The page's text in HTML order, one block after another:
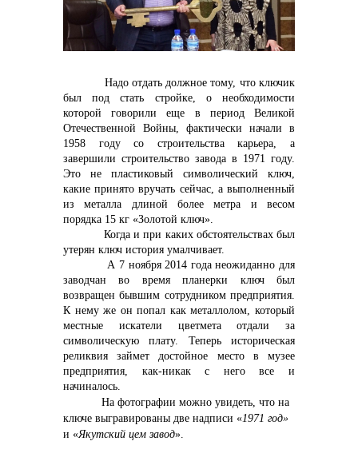
Контакты
+7 (423) 234 50 50
info@vostokcement.ru
Надо отдать должное тому, что ключик
был под стать стройке, о необходимости
которой говорили еще в период Великой
Отечественной Войны, фактически начали в
1958 году со строительства карьера, а
завершили строительство завода в 1971 году.
Это не пластиковый символический ключ,
какие принято вручать сейчас, а выполненный
из металла длиной более метра и весом
порядка 15 кг «Золотой ключ».
Когда и при каких обстоятельствах был
утерян ключ история умалчивает.
А 7 ноября 2014 года неожиданно для
заводчан во время планерки ключ был
возвращен бывшим сотрудником предприятия.
К нему же он попал как металлолом, который
местные искатели цветмета отдали за
символическую плату. Теперь историческая
реликвия займет достойное место в музее
предприятия, как-никак с него все и
начиналось.
На фотографии можно увидеть, что на
ключе выгравированы две надписи «1971 год»
и «Якутский цем завод».